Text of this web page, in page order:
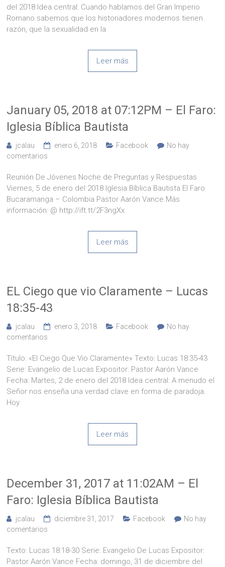
del 2018 Idea central: Cuando hablamos del Gran Imperio
Romano sabemos que los historiadores modernos tienen
razón, que la sexualidad en la
Leer más
January 05, 2018 at 07:12PM – El Faro:
Iglesia Bíblica Bautista
jcalau enero 6, 2018 Facebook
No hay
comentarios
Reunión De Jóvenes Noche de Preguntas y Respuestas
Viernes, 5 de enero del 2018 Iglesia Bíblica Bautista El Faro
Bucaramanga – Colombia Pastor Aarón Vance Más
información: @ http://ift.tt/2F3ngXx
Leer más
EL Ciego que vio Claramente – Lucas
18:35-43
jcalau enero 3, 2018 Facebook
No hay
comentarios
Título: «El Ciego Que Vio Claramente» Texto: Lucas 18:35-43
Serie: Evangelio de Lucas Expositor: Pastor Aarón Vance
Fecha: Martes, 2 de enero del 2018 Idea central: A menudo el
Señor nos enseña una verdad clave en forma de paradoja.
Hoy
Leer más
December 31, 2017 at 11:02AM – El
Faro: Iglesia Bíblica Bautista
jcalau diciembre 31, 2017 Facebook
No hay
comentarios
Texto: Lucas 18:18-30 Serie: Evangelio De Lucas Expositor:
Pastor Aarón Vance Fecha: domingo, 31 de diciembre del